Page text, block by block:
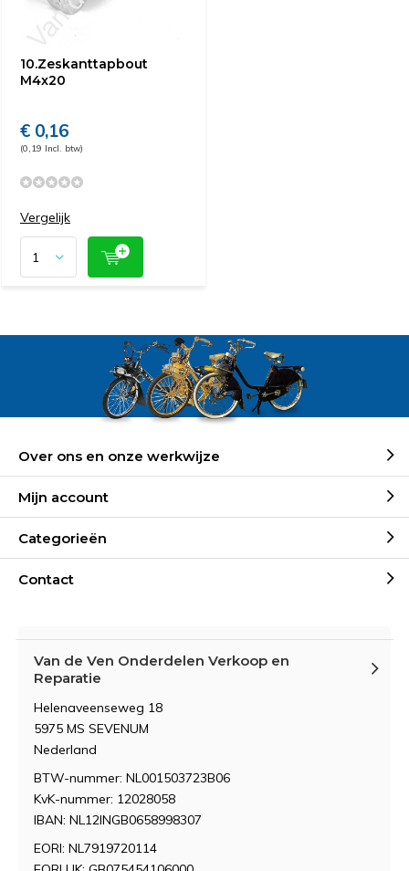
10.Zeskanttapbout
M4x20
€ 0,16
(0,19 Incl. btw)
Vergelijk
Over ons en onze werkwijze
Mijn account
Categorieën
Contact
Van de Ven Onderdelen Verkoop en
Reparatie
Helenaveenseweg 18
5975 MS SEVENUM
Nederland
BTW-nummer: NL001503723B06
KvK-nummer: 12028058
IBAN: NL12INGB0658998307
EORI: NL7919720114